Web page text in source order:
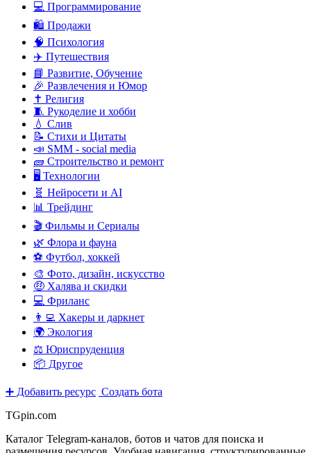
💻 Программирование
🛍️ Продажи
🧠 Психология
✈️ Путешествия
📘 Развитие, Обучение
🎉 Развлечения и Юмор
✝️ Религия
🧵 Рукоделие и хобби
💧 Слив
📝 Стихи и Цитаты
📣 SMM - social media
🧱 Строительство и ремонт
🖥️ Технологии
🧬 Нейросети и AI
📊 Трейдинг
🎬 Фильмы и Сериалы
🌿 Флора и фауна
⚽ Футбол, хоккей
🎨 Фото, дизайн, искусство
🤑 Халява и скидки
💻 Фриланс
👨‍💻 Хакеры и даркнет
🌍 Экология
⚖️ Юриспруденция
📦 Другое
➕ Добавить ресурс Создать бота
TGpin.com
Каталог Telegram-каналов, ботов и чатов для поиска и